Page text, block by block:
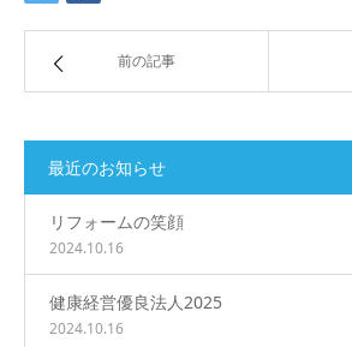
前の記事
最近のお知らせ
リフォームの笑顔
2024.10.16
健康経営優良法人2025
2024.10.16